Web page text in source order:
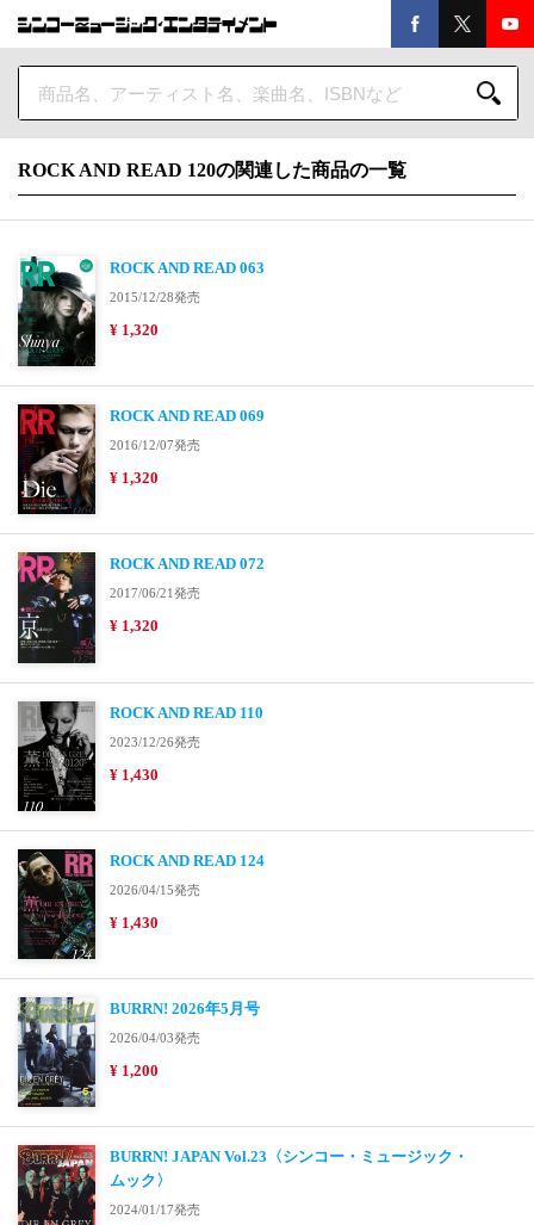
ROCK AND READ 120の関連した商品の一覧
ROCK AND READ 063
2015/12/28発売
¥ 1,320
ROCK AND READ 069
2016/12/07発売
¥ 1,320
ROCK AND READ 072
2017/06/21発売
¥ 1,320
ROCK AND READ 110
2023/12/26発売
¥ 1,430
ROCK AND READ 124
2026/04/15発売
¥ 1,430
BURRN! 2026年5月号
2026/04/03発売
¥ 1,200
BURRN! JAPAN Vol.23〈シンコー・ミュージック・
ムック〉
2024/01/17発売